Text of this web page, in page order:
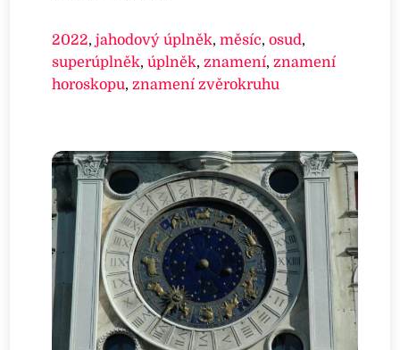
2022,jahodový úplněk,měsíc,osud,
superúplněk,úplněk,znamení,znamení
horoskopu,znamení zvěrokruhu